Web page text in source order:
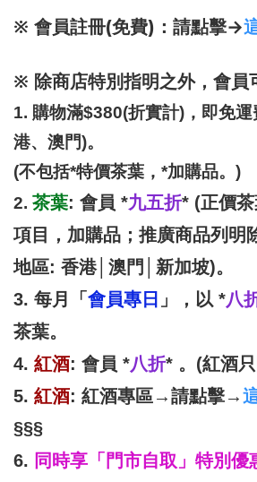
※ 會員註冊(免費)：請點擊→
※ 除商店特別指明之外，會員
1. 購物滿$380(折實計)，即免
港、澳門)。
(不包括*特價茶葉，*加購品。)
2. 茶葉: 會員 *九五折* (正價
項目，加購品；推廣商品列明
地區: 香港│澳門│新加坡)。
3. 每月「 會員專日 」，以 *八
茶葉。
4. 紅酒: 會員 *八折* 。(紅酒
5. 紅酒: 紅酒專區→請點擊→
§§§
6. 同時享「門市自取」特別優